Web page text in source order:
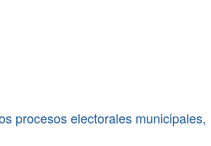
procesos electorales municipales,